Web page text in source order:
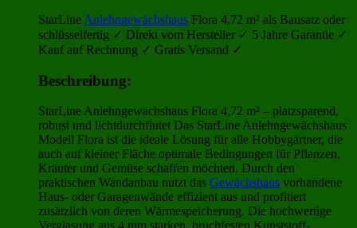
StarLine Anlehngewächshaus Flora 4,72 m² als Bausatz oder
schlüsselfertig ✓ Direkt vom Hersteller ✓ 5 Jahre Garantie ✓
Kauf auf Rechnung ✓ Gratis Versand ✓
Beschreibung:
StarLine Anlehngewächshaus Flora 4,72 m² – platzsparend,
robust und lichtdurchflutet Das StarLine Anlehngewächshaus
Modell Flora ist die ideale Lösung für alle Hobbygärtner, die
auch auf kleiner Fläche optimale Bedingungen für Pflanzen,
Kräuter und Gemüse schaffen möchten. Durch den
praktischen Wandanbau nutzt das Gewächshaus vorhandene
Haus- oder Garagenwände effizient aus und profitiert
zusätzlich von deren Wärmespeicherung. Die hochwertige